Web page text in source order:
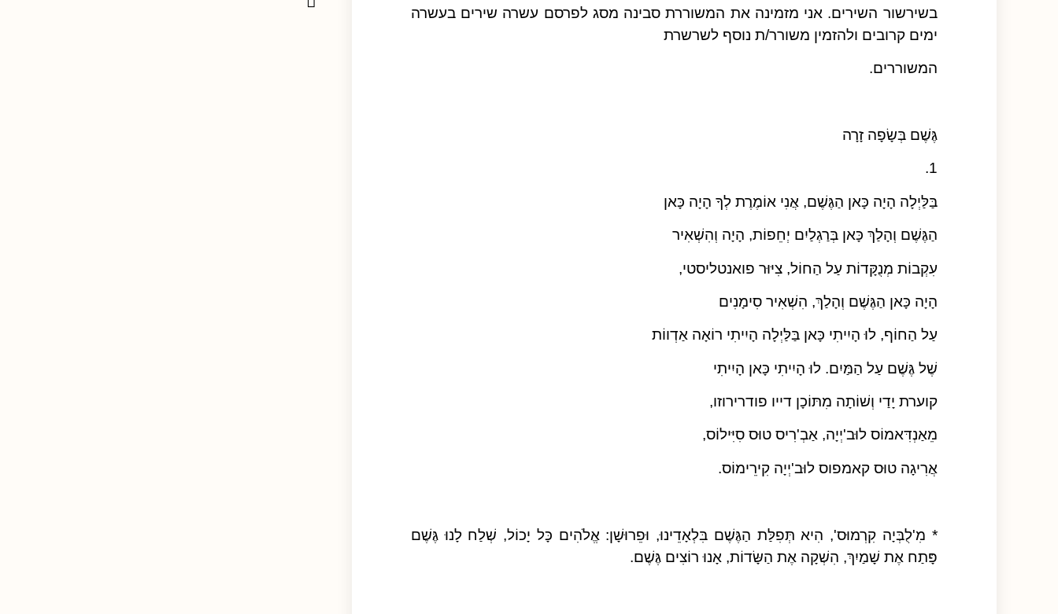
בשירשור השירים. אני מזמינה את המשוררת סבינה מסג לפרסם עשרה שירים בעשרה
ימים קרובים ולהזמין משורר/ת נוסף לשרשרת
המשוררים.
גֶּשֶׁם בְּשָׂפָה זָרָה
1.
בַּלַּיְלָה הָיָה כָּאן הַגֶּשֶׁם, אֲנִי אוֹמֶרֶת לְךָ הָיָה כָּאן
הַגֶּשֶׁם וְהָלַךְ כָּאן בְּרַגְלַיִם יְחֵפוֹת, הָיָה וְהִשְׁאִיר
עִקְבוֹת מְנֻקָּדוֹת עַל הַחוֹל, צִיּוּר פואנטליסטי,
הָיָה כָּאן הַגֶּשֶׁם וְהָלַךְ, הִשְׁאִיר סִימָנִים
עַל הַחוֹף, לוּ הָיִיתִי כָּאן בַּלַּיְלָה הָיִיתִי רוֹאָה אַדְווֹת
שֶׁל גֶּשֶׁם עַל הַמַּיִם. לוּ הָיִיתִי כָּאן הָיִיתִי
קוערת יָדַי וְשׁוֹתָה מִתּוֹכָן דייו פודרירוזו,
מֵאַנְדִּאמוֹס לוּב'יְיָה, אַבְ'רִיס טוּס סִיִּילוֹס,
אֲרִיגָה טוּס קאמפוס לוּב'יְיָה קִירֵימוֹס.
* מִ'לֻבְּיָה קִרְמוּס', הִיא תְּפִלַּת הַגֶּשֶׁם בִּלְאָדֵינוּ, וּפֵרוּשָׁן: אֱלֹהִים כָּל יָכוֹל, שְׁלַח לָנוּ גֶּשֶׁם
פָּתַח אֶת שָׁמַיִךְ, הִשְׁקָה אֶת הַשָּׂדוֹת, אָנוּ רוֹצִים גֶּשֶׁם.